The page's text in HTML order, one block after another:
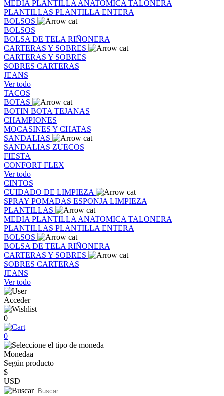
MEDIA PLANTILLA ANATOMICA TALONERA
PLANTILLAS PLANTILLA ENTERA
BOLSOS
BOLSOS
BOLSA DE TELA RIÑONERA
CARTERAS Y SOBRES
CARTERAS Y SOBRES
SOBRES CARTERAS
JEANS
Ver todo
TACOS
BOTAS
BOTIN BOTA TEJANAS
CHAMPIONES
MOCASINES Y CHATAS
SANDALIAS
SANDALIAS ZUECOS
FIESTA
CONFORT FLEX
Ver todo
CINTOS
CUIDADO DE LIMPIEZA
SPRAY POMADAS ESPONJA LIMPIEZA
PLANTILLAS
MEDIA PLANTILLA ANATOMICA TALONERA
PLANTILLAS PLANTILLA ENTERA
BOLSOS
BOLSA DE TELA RIÑONERA
CARTERAS Y SOBRES
SOBRES CARTERAS
JEANS
Ver todo
Acceder
0
0
Monedaa
Según producto
$
USD